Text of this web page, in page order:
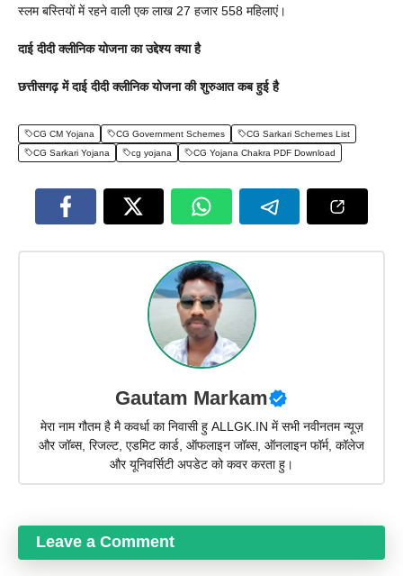
स्लम बस्तियों में रहने वाली एक लाख 27 हजार 558 महिलाएं।
दाई दीदी क्लीनिक योजनाका उद्देश्य क्या है
छत्तीसगढ़मेंदाई दीदी क्लीनिक योजनाकी शुरुआत कब हुई है
CG CM Yojana CG Government Schemes
CG Sarkari Schemes List
CG Sarkari Yojana
cg yojana CG Yojana Chakra PDF Download
Gautam Markam
मेरा नाम गौतम है मै कवर्धा का निवासी हु ALLGK.IN में सभी नवीनतम न्यूज़
और जॉब्स, रिजल्ट, एडमिट कार्ड, ऑफलाइन जॉब्स, ऑनलाइन फॉर्म, कॉलेज
और यूनिवर्सिटी अपडेट को कवर करता हु।
Leave a Comment